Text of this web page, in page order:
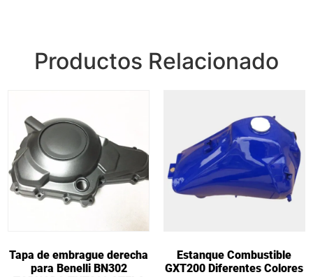
Productos Relacionado
Tapa de embrague derecha
para Benelli BN302
Estanque Combustible
GXT200 Diferentes Colores